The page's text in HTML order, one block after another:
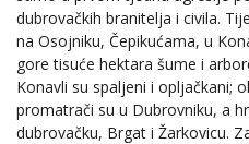
dubrovačkih branitelja i civila.
na Osojniku, Čepikućama, u
gore tisuće hektara šume i
Konavli su spaljeni i opljačkani;
promatrači su u Dubrovniku, a
dubrovačku, Brgat i Žarkovicu.